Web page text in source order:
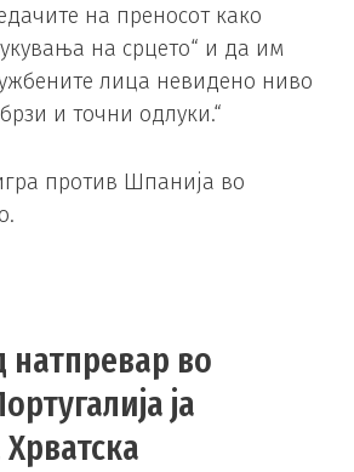
на преносот како
на срцето“ и да им
лица невидено ниво
и точни одлуки.“
против Шпанија во
натпревар во
ја